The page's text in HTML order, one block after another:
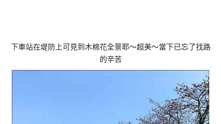
下車站在堤防上可見到木棉花全景耶～超美～當下已忘了找路
的辛苦